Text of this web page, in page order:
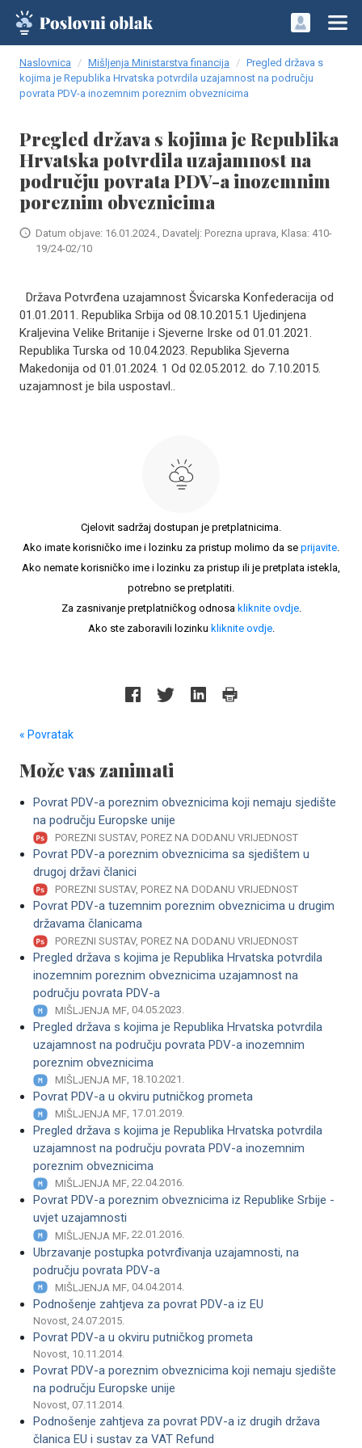
Naslovnica Mišljenja Ministarstva financija
Pregled država s
kojima je Republika Hrvatska potvrdila uzajamnost na području
povrata PDV-a inozemnim poreznim obveznicima
Pregled država s kojima je Republika
Hrvatska potvrdila uzajamnost na
području povrata PDV-a inozemnim
poreznim obveznicima
Datum objave: 16.01.2024., Davatelj: Porezna uprava, Klasa: 410-
19/24-02/10
Država Potvrđena uzajamnost Švicarska Konfederacija od
01.01.2011. Republika Srbija od 08.10.2015.1 Ujedinjena
Kraljevina Velike Britanije i Sjeverne Irske od 01.01.2021.
Republika Turska od 10.04.2023. Republika Sjeverna
Makedonija od 01.01.2024. 1 Od 02.05.2012. do 7.10.2015.
uzajamnost je bila uspostavl..
Cjelovit sadržaj dostupan je pretplatnicima.
Ako imate korisničko ime i lozinku za pristup molimo da se prijavite.
Ako nemate korisničko ime i lozinku za pristup ili je pretplata istekla,
potrebno se pretplatiti.
Za zasnivanje pretplatničkog odnosa kliknite ovdje.
Ako ste zaboravili lozinku kliknite ovdje.
« Povratak
Može vas zanimati
Povrat PDV-a poreznim obveznicima koji nemaju sjedište
na području Europske unije
POREZNI SUSTAV, POREZ NA DODANU VRIJEDNOST
Povrat PDV-a poreznim obveznicima sa sjedištem u
drugoj državi članici
POREZNI SUSTAV, POREZ NA DODANU VRIJEDNOST
Povrat PDV-a tuzemnim poreznim obveznicima u drugim
državama članicama
POREZNI SUSTAV, POREZ NA DODANU VRIJEDNOST
Pregled država s kojima je Republika Hrvatska potvrdila
inozemnim poreznim obveznicima uzajamnost na
području povrata PDV-a
MIŠLJENJA MF, 04.05.2023.
Pregled država s kojima je Republika Hrvatska potvrdila
uzajamnost na području povrata PDV-a inozemnim
poreznim obveznicima
MIŠLJENJA MF, 18.10.2021.
Povrat PDV-a u okviru putničkog prometa
MIŠLJENJA MF, 17.01.2019.
Pregled država s kojima je Republika Hrvatska potvrdila
uzajamnost na području povrata PDV-a inozemnim
poreznim obveznicima
MIŠLJENJA MF, 22.04.2016.
Povrat PDV-a poreznim obveznicima iz Republike Srbije -
uvjet uzajamnosti
MIŠLJENJA MF, 22.01.2016.
Ubrzavanje postupka potvrđivanja uzajamnosti, na
području povrata PDV-a
MIŠLJENJA MF , 04.04.2014.
Podnošenje zahtjeva za povrat PDV-a iz EU
Novost, 24.07.2015.
Povrat PDV-a u okviru putničkog prometa
Novost, 10.11.2014.
Povrat PDV-a poreznim obveznicima koji nemaju sjedište
na području Europske unije
Novost, 07.11.2014.
Podnošenje zahtjeva za povrat PDV-a iz drugih država
članica EU i sustav za VAT Refund